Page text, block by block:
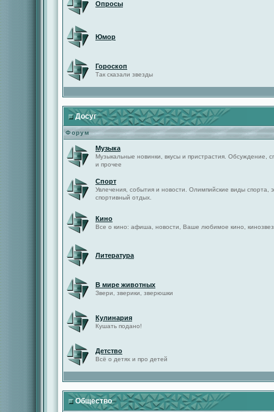
Опросы
Юмор
Гороскоп
Так сказали звезды
Досуг
Форум
Музыка
Музыкальные новинки, вкусы и пристрастия. Обсуждение,
и прочее
Спорт
Увлечения, события и новости. Олимпийские виды спорта,
спортивный отдых.
Кино
Все о кино: афиша, новости, Ваше любимое кино,
Литература
В мире животных
Звери, зверики, зверюшки
Кулинария
Кушать подано!
Детство
Всё о детях и про детей
Общество